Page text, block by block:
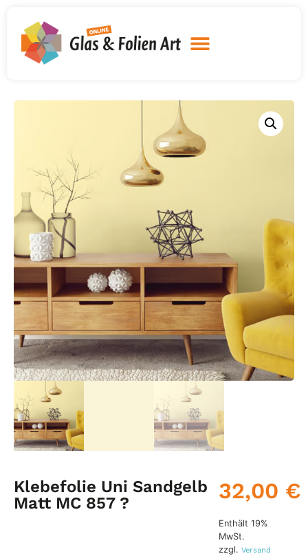
Klebefolie Uni Sandgelb
Matt MC 857 ?
32,00 €
Enthält 19%
MwSt.
zzgl. Versand